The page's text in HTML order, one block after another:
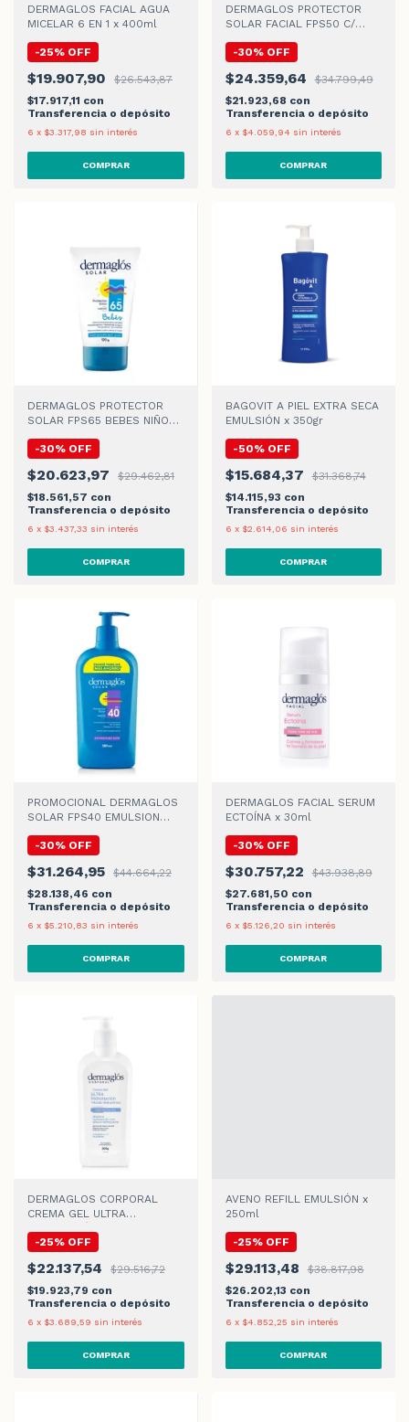
DERMAGLOS FACIAL AGUA
MICELAR 6 EN 1 x 400ml
-25% OFF
$19.907,90
$26.543,87
$17.917,11 con
Transferencia o depósito
6 x $3.317,98 sin interés
DERMAGLOS PROTECTOR
SOLAR FACIAL FPS50 C/
-30% OFF
$24.359,64
$34.799,49
$21.923,68 con
Transferencia o depósito
6 x $4.059,94 sin interés
DERMAGLOS PROTECTOR
SOLAR FPS65 BEBES NIÑOS
-30% OFF
$20.623,97
$29.462,81
$18.561,57 con
Transferencia o depósito
6 x $3.437,33 sin interés
BAGOVIT A PIEL EXTRA SECA
EMULSIÓN x 350gr
-50% OFF
$15.684,37
$31.368,74
$14.115,93 con
Transferencia o depósito
6 x $2.614,06 sin interés
PROMOCIONAL DERMAGLOS
SOLAR FPS40 EMULSION
-30% OFF
$31.264,95
$44.664,22
$28.138,46 con
Transferencia o depósito
6 x $5.210,83 sin interés
DERMAGLOS FACIAL SERUM
ECTOÍNA x 30ml
-30% OFF
$30.757,22
$43.938,89
$27.681,50 con
Transferencia o depósito
6 x $5.126,20 sin interés
DERMAGLOS CORPORAL
CREMA GEL ULTRA
-25% OFF
$22.137,54
$29.516,72
$19.923,79 con
Transferencia o depósito
6 x $3.689,59 sin interés
AVENO REFILL EMULSIÓN x
250ml
-25% OFF
$29.113,48
$38.817,98
$26.202,13 con
Transferencia o depósito
6 x $4.852,25 sin interés